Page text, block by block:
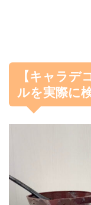
【キャラデ
ルを実際に